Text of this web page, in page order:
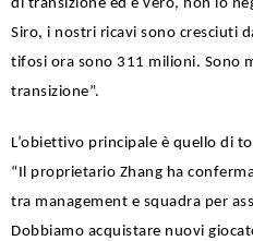
di transizione ed è vero, non lo
Siro, i nostri ricavi sono cresciuti
tifosi ora sono 311 milioni. Sono
transizione”.
L’obiettivo principale è quello di
“Il proprietario Zhang ha
tra management e squadra per
Dobbiamo acquistare nuovi